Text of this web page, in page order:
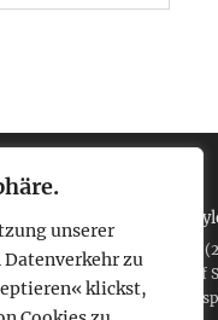
unserer
Datenverkehr zu
klickst,
Über
Refreshed
Wieder auf